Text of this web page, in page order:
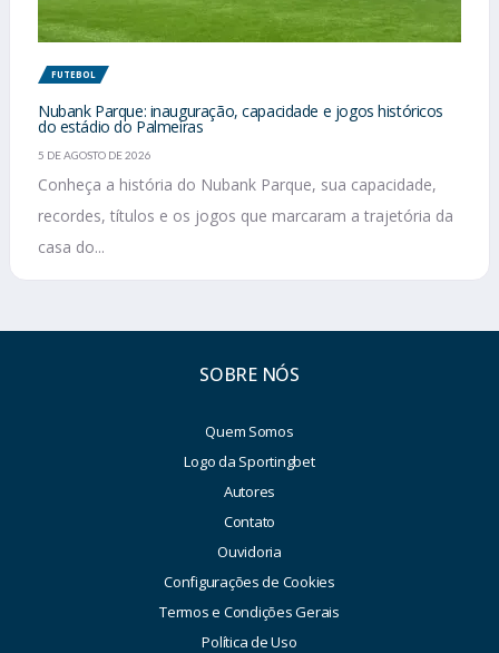
FUTEBOL
Nubank Parque: inauguração, capacidade e jogos históricos
do estádio do Palmeiras
5 DE AGOSTO DE 2026
Conheça a história do Nubank Parque, sua capacidade,
recordes, títulos e os jogos que marcaram a trajetória da
casa do...
SOBRE NÓS
Quem Somos
Logo da Sportingbet
Autores
Contato
Ouvidoria
Configurações de Cookies
Termos e Condições Gerais
Política de Uso